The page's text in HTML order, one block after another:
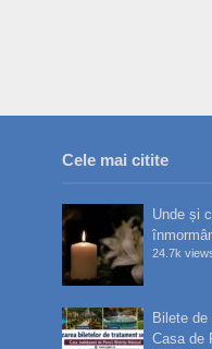
Cele mai citite
Unde și
24.7k
Bilete
Casa de